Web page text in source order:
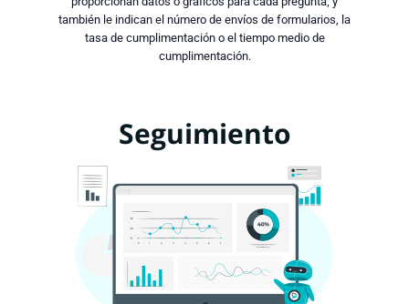
también le indican el número de envíos de formularios, la
tasa de cumplimentación o el tiempo medio de
cumplimentación.
Seguimiento